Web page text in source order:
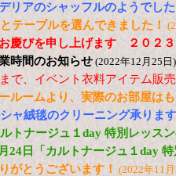
リアのシャッフルのようでし
テーブルを選んできました！
慶びを申し上げます ２０２３
時間のお知らせ (2022年12月25日)
で、イベント衣料アイテム販
ルームより、実際のお部屋は
ャ絨毯のクリーニング承りま
トナージュ１day 特別レッス
24日「カルトナージュ１day
がとうございます！ (2022年11